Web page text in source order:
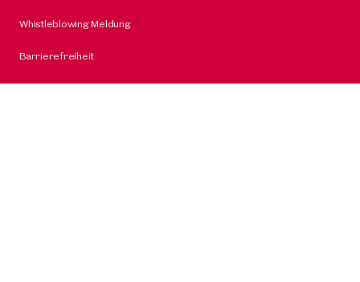
Whistleblowing Meldung
Barrierefreiheit